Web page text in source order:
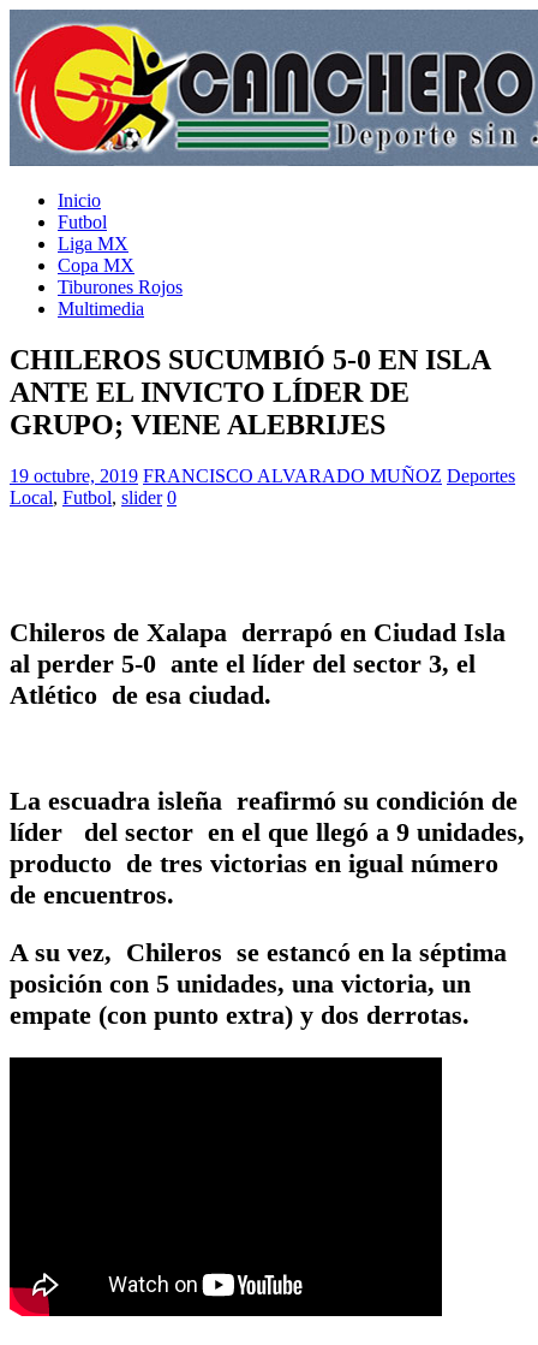
Inicio
Futbol
Liga MX
Copa MX
Tiburones Rojos
Multimedia
CHILEROS SUCUMBIÓ 5-0 EN ISLA
ANTE EL INVICTO LÍDER DE
GRUPO; VIENE ALEBRIJES
19 octubre, 2019 FRANCISCO ALVARADO MUÑOZ Deportes
Local, Futbol, slider 0
Chileros de Xalapa derrapó en Ciudad Isla
al perder 5-0 ante el líder del sector 3, el
Atlético de esa ciudad.
La escuadra isleña reafirmó su condición de
líder del sector en el que llegó a 9 unidades,
producto de tres victorias en igual número
de encuentros.
A su vez, Chileros se estancó en la séptima
posición con 5 unidades, una victoria, un
empate (con punto extra) y dos derrotas.